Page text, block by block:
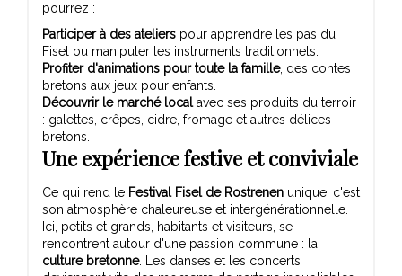
pourrez :
Participer à des ateliers pour apprendre les pas du
Fisel ou manipuler les instruments traditionnels.
Profiter d'animations pour toute la famille, des contes
bretons aux jeux pour enfants.
Découvrir le marché localavec ses produits du terroir
: galettes, crêpes, cidre, fromage et autres délices
bretons.
Une expérience festive et conviviale
Ce qui rend le Festival Fisel de Rostrenen unique, c'est
son atmosphère chaleureuse et intergénérationnelle.
Ici, petits et grands, habitants et visiteurs, se
rencontrent autour d'une passion commune : la
culture bretonne. Les danses et les concerts